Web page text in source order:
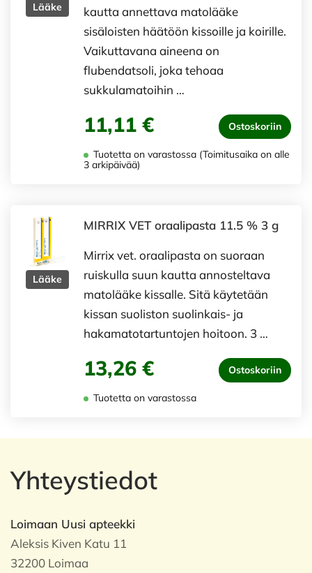
Lääke
kautta annettava matolääke
sisäloisten häätöön kissoille ja koirille.
Vaikuttavana aineena on
flubendatsoli, joka tehoaa
sukkulamatoihin …
11,11 € Ostoskoriin
Tuotetta on varastossa (Toimitusaika on alle
3 arkipäivää)
Lääke
MIRRIX VET oraalipasta 11.5 % 3 g
Mirrix vet. oraalipasta on suoraan
ruiskulla suun kautta annosteltava
matolääke kissalle. Sitä käytetään
kissan suoliston suolinkais- ja
hakamatotartuntojen hoitoon. 3 …
13,26 € Ostoskoriin
Tuotetta on varastossa
Yhteystiedot
Loimaan Uusi apteekki
Aleksis Kiven Katu 11
32200 Loimaa